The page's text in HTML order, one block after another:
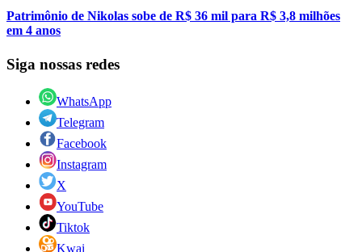
Patrimônio de Nikolas sobe de R$ 36 mil para R$ 3,8 milhões
em 4 anos
Siga nossas redes
WhatsApp
Telegram
Facebook
Instagram
X
YouTube
Tiktok
Kwai